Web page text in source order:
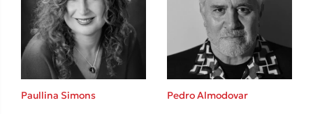
Το λιμάνι μου είσαι εσύ
Paullina Simons Pedro Almodovar